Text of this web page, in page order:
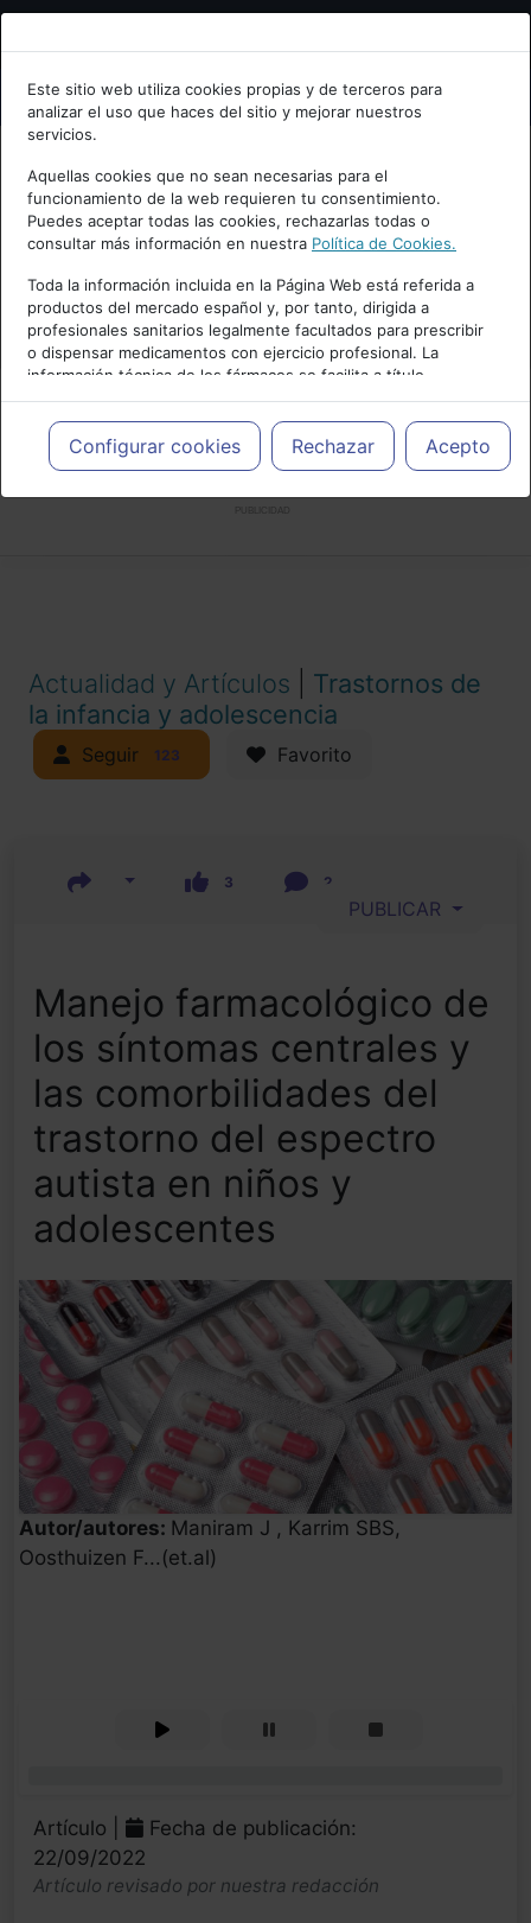
Bienvenid@ a psiquiatria.com
Escribe tu Email
Accede o regístrate con tu email.
Cancelar
Este sitio web utiliza cookies propias y de terceros para
analizar el uso que haces del sitio y mejorar nuestros
servicios.
Aquellas cookies que no sean necesarias para el
funcionamiento de la web requieren tu consentimiento.
Puedes aceptar todas las cookies, rechazarlas todas o
consultar más información en nuestra Política de Cookies.
Toda la información incluida en la Página Web está referida a
productos del mercado español y, por tanto, dirigida a
profesionales sanitarios legalmente facultados para prescribir
o dispensar medicamentos con ejercicio profesional. La
información técnica de los fármacos se facilita a título
meramente informativo, siendo responsabilidad de los
profesionales facultados prescribir medicamentos y decidir, en
cada caso concreto, el tratamiento más adecuado a las
necesidades del paciente.
Configurar cookies Rechazar Acepto
Actualidad y Artículos
Trastornos de
la infancia y adolescencia
Seguir 123 Favorito
3 2
PUBLICAR
Manejo farmacológico de
los síntomas centrales y
las comorbilidades del
trastorno del espectro
autista en niños y
adolescentes
Autor/autores: Maniram J , Karrim SBS,
Oosthuizen F...(et.al)
Artículo |
Fecha de publicación:
22/09/2022
Artículo revisado por nuestra redacción